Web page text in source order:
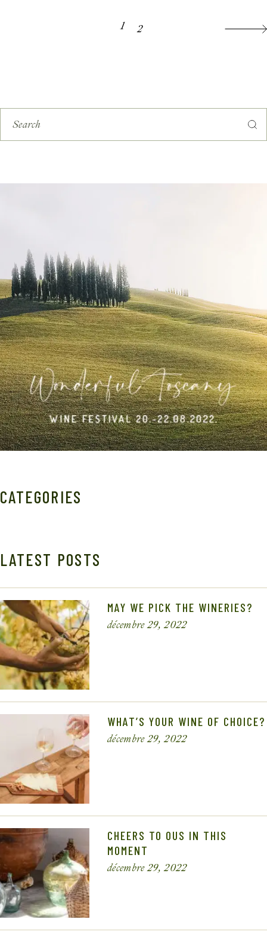
1 2
CATEGORIES
LATEST POSTS
MAY WE PICK THE WINERIES?
décembre 29, 2022
WHAT’S YOUR WINE OF CHOICE?
décembre 29, 2022
CHEERS TO OUS IN THIS
MOMENT
décembre 29, 2022